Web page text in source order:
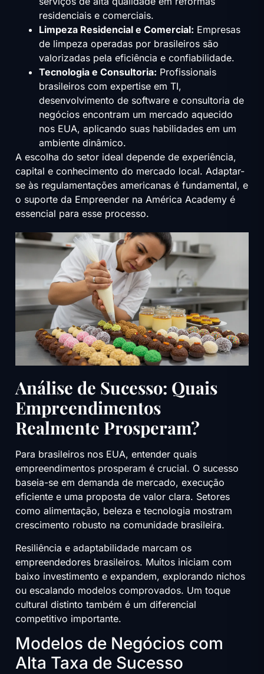
residenciais e comerciais.
Limpeza Residencial e Comercial: Empresas
de limpeza operadas por brasileiros são
valorizadas pela eficiência e confiabilidade.
Tecnologia e Consultoria: Profissionais
brasileiros com expertise em TI,
desenvolvimento de software e consultoria de
negócios encontram um mercado aquecido
nos EUA, aplicando suas habilidades em um
ambiente dinâmico.
A escolha do setor ideal depende de experiência,
capital e conhecimento do mercado local. Adaptar-
se às regulamentações americanas é fundamental, e
o suporte da Empreender na América Academy é
essencial para esse processo.
Análise de Sucesso: Quais
Empreendimentos
Realmente Prosperam?
Para brasileiros nos EUA, entender quais
empreendimentos prosperam é crucial. O sucesso
baseia-se em demanda de mercado, execução
eficiente e uma proposta de valor clara. Setores
como alimentação, beleza e tecnologia mostram
crescimento robusto na comunidade brasileira.
Resiliência e adaptabilidade marcam os
empreendedores brasileiros. Muitos iniciam com
baixo investimento e expandem, explorando nichos
ou escalando modelos comprovados. Um toque
cultural distinto também é um diferencial
competitivo importante.
Modelos de Negócios com
Alta Taxa de Sucesso